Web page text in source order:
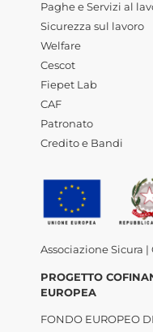
Paghe e Servizi al
Sicurezza sul lavoro
Welfare
Cescot
Fiepet Lab
CAF
Patronato
Credito e Bandi
Associazione Sicura
PROGETTO
EUROPEA
FONDO EUROPEO